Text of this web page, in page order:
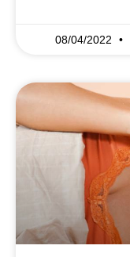
08/04/2022